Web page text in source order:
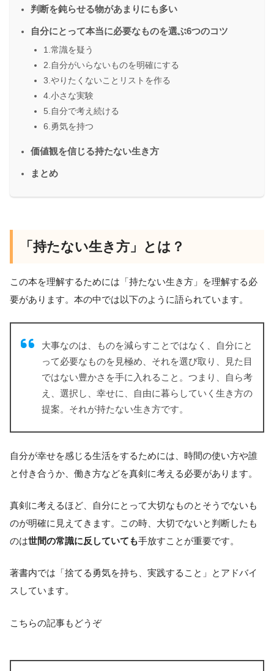
判断を鈍らせる物があまりにも多い
自分にとって本当に必要なものを選ぶ6つのコツ
1.常識を疑う
2.自分がいらないものを明確にする
3.やりたくないことリストを作る
4.小さな実験
5.自分で考え続ける
6.勇気を持つ
価値観を信じる持たない生き方
まとめ
「持たない生き方」とは？
この本を理解するためには「持たない生き方」を理解する必
要があります。本の中では以下のように語られています。
大事なのは、ものを減らすことではなく、自分にと
って必要なものを見極め、それを選び取り、見た目
ではない豊かさを手に入れること。つまり、自ら考
え、選択し、幸せに、自由に暮らしていく生き方の
提案。それが持たない生き方です。
自分が幸せを感じる生活をするためには、時間の使い方や誰
と付き合うか、働き方などを真剣に考える必要があります。
真剣に考えるほど、自分にとって大切なものとそうでないも
のが明確に見えてきます。この時、大切でないと判断したも
のは世間の常識に反していても手放すことが重要です。
著書内では「捨てる勇気を持ち、実践すること」とアドバイ
スしています。
こちらの記事もどうぞ